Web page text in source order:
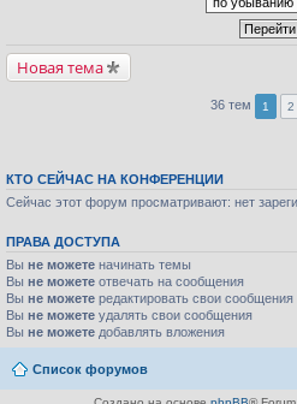
Новая тема
36 тем 1 2
КТО СЕЙЧАС НА КОНФЕРЕНЦИИ
Сейчас этот форум просматривают: нет
ПРАВА ДОСТУПА
Вы не можете начинать темы
Вы не можете отвечать на сообщения
Вы не можете редактировать свои сообщения
Вы не можете удалять свои сообщения
Вы не можете добавлять вложения
Список форумов